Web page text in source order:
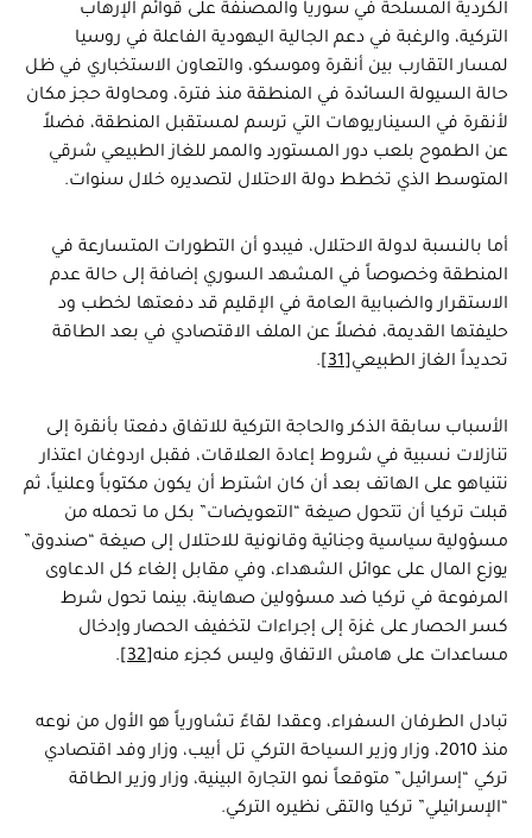
الكردية المسلحة في سوريا والمصنفة على قوائم الإرهاب
التركية، والرغبة في دعم الجالية اليهودية الفاعلة في روسيا
لمسار التقارب بين أنقرة وموسكو، والتعاون الاستخباري في ظل
حالة السيولة السائدة في المنطقة منذ فترة، ومحاولة حجز مكان
لأنقرة في السيناريوهات التي ترسم لمستقبل المنطقة، فضلاً
عن الطموح بلعب دور المستورد والممر للغاز الطبيعي شرقي
المتوسط الذي تخطط دولة الاحتلال لتصديره خلال سنوات.
أما بالنسبة لدولة الاحتلال، فيبدو أن التطورات المتسارعة في
المنطقة وخصوصاً في المشهد السوري إضافة إلى حالة عدم
الاستقرار والضبابية العامة في الإقليم قد دفعتها لخطب ود
حليفتها القديمة، فضلاً عن الملف الاقتصادي في بعد الطاقة
تحديداً الغاز الطبيعي[31]
.
الأسباب سابقة الذكر والحاجة التركية للاتفاق دفعتا بأنقرة إلى
تنازلات نسبية في شروط إعادة العلاقات، فقبل اردوغان اعتذار
نتنياهو على الهاتف بعد أن كان اشترط أن يكون مكتوباً وعلنياً، ثم
قبلت تركيا أن تتحول صيغة “التعويضات” بكل ما تحمله من
مسؤولية سياسية وجنائية وقانونية للاحتلال إلى صيغة “صندوق”
يوزع المال على عوائل الشهداء، وفي مقابل إلغاء كل الدعاوى
المرفوعة في تركيا ضد مسؤولين صهاينة، بينما تحول شرط
كسر الحصار على غزة إلى إجراءات لتخفيف الحصار وإدخال
مساعدات على هامش الاتفاق وليس كجزء منه[32]
.
تبادل الطرفان السفراء، وعقدا لقاءً تشاورياً هو الأول من نوعه
منذ 2010، وزار وزير السياحة التركي تل أبيب، وزار وفد اقتصادي
تركي “إسرائيل” متوقعاً نمو التجارة البينية، وزار وزير الطاقة
“الإسرائيلي” تركيا والتقى نظيره التركي.